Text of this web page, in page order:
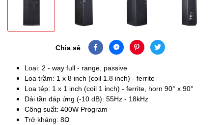
Chia sẻ
Loại: 2 - way full - range, passive
Loa trầm: 1 x 8 inch (coil 1.8 inch) - ferrite
Loa tép: 1 x 1 inch (coil 1 inch) - ferrite, horn 90° x 90°
Dải tần đáp ứng (-10 dB): 55Hz - 18kHz
Công suất: 400W Program
Trở kháng: 8Ω